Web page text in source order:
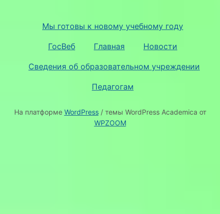
Мы готовы к новому учебному году
ГосВеб Главная Новости
Сведения об образовательном учреждении
Педагогам
На платформе WordPress/ темы WordPress Academica от
WPZOOM